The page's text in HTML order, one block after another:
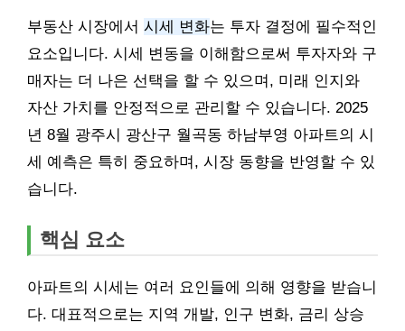
부동산 시장에서 시세 변화는 투자 결정에 필수적인
요소입니다. 시세 변동을 이해함으로써 투자자와 구
매자는 더 나은 선택을 할 수 있으며, 미래 인지와
자산 가치를 안정적으로 관리할 수 있습니다. 2025
년 8월 광주시 광산구 월곡동 하남부영 아파트의 시
세 예측은 특히 중요하며, 시장 동향을 반영할 수 있
습니다.
핵심 요소
아파트의 시세는 여러 요인들에 의해 영향을 받습니
다. 대표적으로는 지역 개발, 인구 변화, 금리 상승